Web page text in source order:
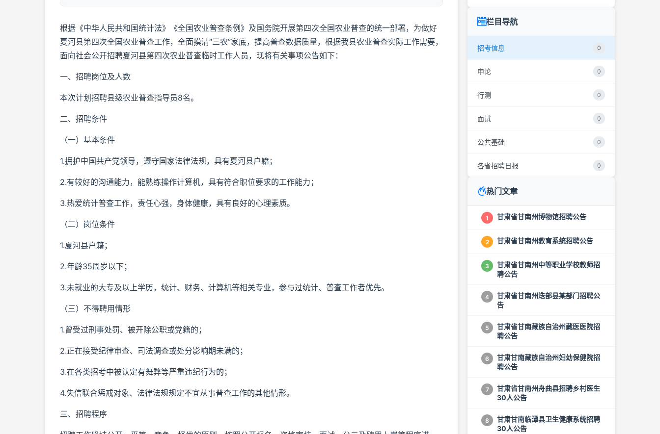
根据《中华人民共和国统计法》《全国农业普查条例》及国务院开展第四次全国农业普查的统一部署，为做好
夏河县第四次全国农业普查工作，全面摸清“三农”家底，提高普查数据质量，根据我县农业普查实际工作需要，
面向社会公开招聘夏河县第四次农业普查临时工作人员，现将有关事项公告如下：
一、招聘岗位及人数
本次计划招聘县级农业普查指导员8名。
二、招聘条件
（一）基本条件
1.拥护中国共产党领导，遵守国家法律法规，具有夏河县户籍；
2.有较好的沟通能力，能熟练操作计算机，具有符合职位要求的工作能力；
3.热爱统计普查工作，责任心强，身体健康，具有良好的心理素质。
（二）岗位条件
1.夏河县户籍；
2.年龄35周岁以下；
3.未就业的大专及以上学历，统计、财务、计算机等相关专业，参与过统计、普查工作者优先。
（三）不得聘用情形
1.曾受过刑事处罚、被开除公职或党籍的；
2.正在接受纪律审查、司法调查或处分影响期未满的；
3.在各类招考中被认定有舞弊等严重违纪行为的；
4.失信联合惩戒对象、法律法规规定不宜从事普查工作的其他情形。
三、招聘程序
栏目导航
招考信息 0
申论 0
行测 0
面试 0
公共基础 0
各省招聘日报 0
热门文章
1 甘肃省甘南州博物馆招聘公告
2 甘肃省甘南州教育系统招聘公告
3
甘肃省甘南州中等职业学校教师招
聘公告
4
甘肃省甘南州迭部县某部门招聘公
告
5
甘肃省甘南藏族自治州藏医医院招
聘公告
6
甘肃甘南藏族自治州妇幼保健院招
聘公告
7
甘肃省甘南州舟曲县招聘乡村医生
30人公告
8
甘肃甘南临潭县卫生健康系统招聘
30人公告